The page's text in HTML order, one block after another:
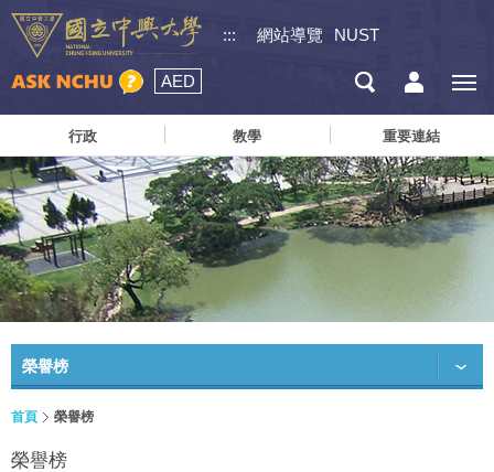
::: 網站導覽 NUST
AED
行政 教學 重要連結
榮譽榜
首頁 榮譽榜
榮譽榜